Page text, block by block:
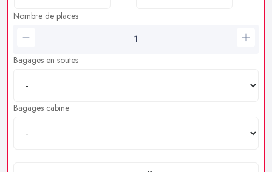
Nombre de places
Bagages en soutes
Bagages cabine